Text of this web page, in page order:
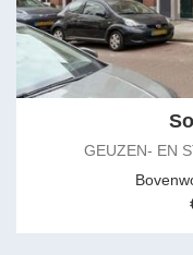
GEUZEN- EN